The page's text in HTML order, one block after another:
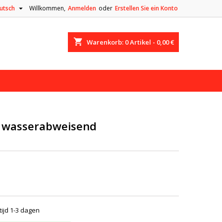
Willkommen, Anmelden oder Erstellen Sie ein Konto

shopping_cart Warenkorb: 0Artikel - 0,00 €
1-3 dagen